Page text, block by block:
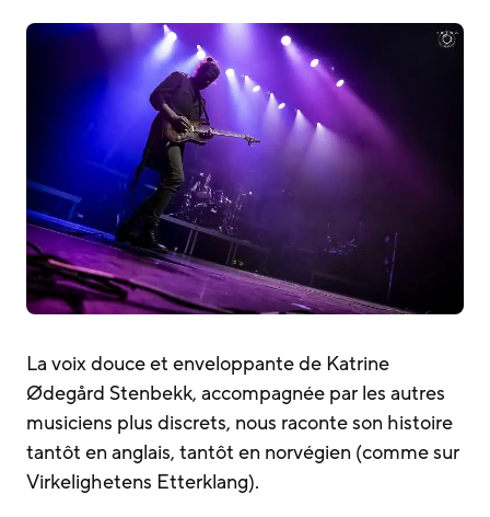
La voix douce et enveloppante de Katrine
Ødegård Stenbekk, accompagnée par les autres
musiciens plus discrets, nous raconte son histoire
tantôt en anglais, tantôt en norvégien (comme sur
Virkelighetens Etterklang).